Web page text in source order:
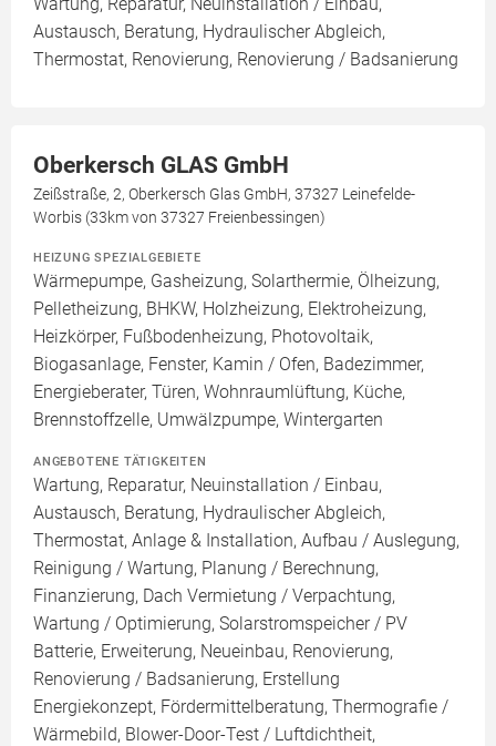
Austausch, Beratung, Hydraulischer Abgleich,
Thermostat, Renovierung, Renovierung / Badsanierung
Oberkersch GLAS GmbH
Zeißstraße, 2, Oberkersch Glas GmbH, 37327 Leinefelde-
Worbis (33km von 37327 Freienbessingen)
HEIZUNG SPEZIALGEBIETE
Wärmepumpe, Gasheizung, Solarthermie, Ölheizung,
Pelletheizung, BHKW, Holzheizung, Elektroheizung,
Heizkörper, Fußbodenheizung, Photovoltaik,
Biogasanlage, Fenster, Kamin / Ofen, Badezimmer,
Energieberater, Türen, Wohnraumlüftung, Küche,
Brennstoffzelle, Umwälzpumpe, Wintergarten
ANGEBOTENE TÄTIGKEITEN
Wartung, Reparatur, Neuinstallation / Einbau,
Austausch, Beratung, Hydraulischer Abgleich,
Thermostat, Anlage & Installation, Aufbau / Auslegung,
Reinigung / Wartung, Planung / Berechnung,
Finanzierung, Dach Vermietung / Verpachtung,
Wartung / Optimierung, Solarstromspeicher / PV
Batterie, Erweiterung, Neueinbau, Renovierung,
Renovierung / Badsanierung, Erstellung
Energiekonzept, Fördermittelberatung, Thermografie /
Wärmebild, Blower-Door-Test / Luftdichtheit,